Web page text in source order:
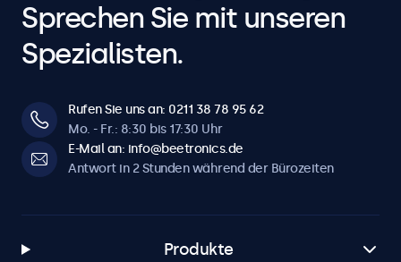
Sprechen Sie mit unseren
Spezialisten.
Rufen Sie uns an: 0211 38 78 95 62
Mo. - Fr.: 8:30 bis 17:30 Uhr
E-Mail an: info@beetronics.de
Antwort in 2 Stunden während der Bürozeiten
Produkte